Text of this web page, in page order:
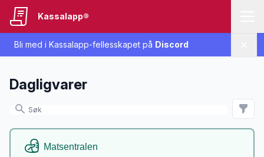
Bli med i Kassalapp-fellesskapet på Discord
Kassalapp®
Dagligvarer